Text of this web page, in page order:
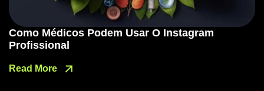
Como Médicos Podem Usar O Instagram
Profissional
Read More